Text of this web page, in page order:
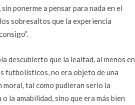
ponerme a pensar para nada en el
sobresaltos que la experiencia
descubierto que la lealtad, al menos en
futbolísticos, no era objeto de una
moral, tal como pudieran serlo la
la amabilidad, sino que era más bien